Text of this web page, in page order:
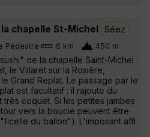
chapelle St-Michel Séez
Pédestre 6 km 450 m
de la chapelle Saint-Michel :
le Villaret sur la Rosière,
Grand Replat. Le passage par le
est facultatif : il rajoute du
très coquet. Si les petites jambes
vers la boucle peuvent être
du ballon"). L'imposant affl